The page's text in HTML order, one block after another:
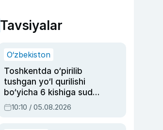
Tavsiyalar
O‘zbekiston
Toshkentda o‘pirilib
tushgan yo‘l qurilishi
bo‘yicha 6 kishiga sud
hukmi o‘qildi
10:10 / 05.08.2026